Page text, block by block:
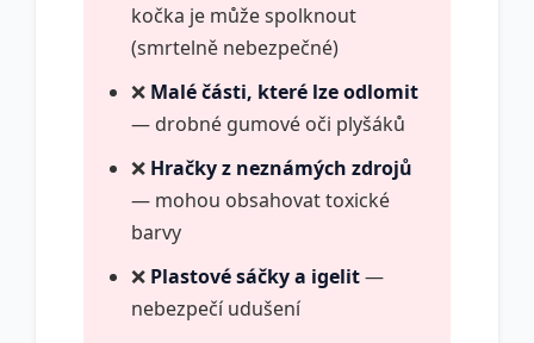
kočka je může spolknout
(smrtelně nebezpečné)
❌ Malé části, které lze odlomit
— drobné gumové oči plyšáků
❌ Hračky z neznámých zdrojů
— mohou obsahovat toxické
barvy
❌ Plastové sáčky a igelit—
nebezpečí udušení